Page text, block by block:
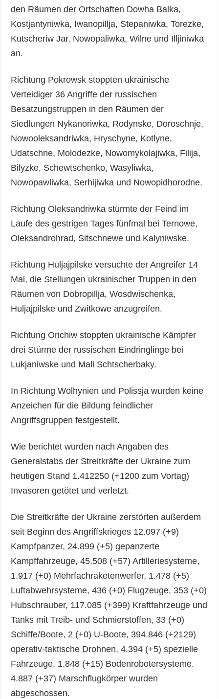
den Räumen der Ortschaften Dowha Balka,
Kostjantyniwka, Iwanopillja, Stepaniwka, Torezke,
Kutscheriw Jar, Nowopaliwka, Wilne und Illjiniwka
an.
Richtung Pokrowsk stoppten ukrainische
Verteidiger 36 Angriffe der russischen
Besatzungstruppen in den Räumen der
Siedlungen Nykanoriwka, Rodynske, Doroschnje,
Nowooleksandriwka, Hryschyne, Kotlyne,
Udatschne, Molodezke, Nowomykolajiwka, Filija,
Bilyzke, Schewtschenko, Wasyliwka,
Nowopawliwka, Serhijiwka und Nowopidhorodne.
Richtung Oleksandriwka stürmte der Feind im
Laufe des gestrigen Tages fünfmal bei Ternowe,
Oleksandrohrad, Sitschnewe und Kalyniwske.
Richtung Huljajpilske versuchte der Angreifer 14
Mal, die Stellungen ukrainischer Truppen in den
Räumen von Dobropillja, Wosdwischenka,
Huljajpilske und Zwitkowe anzugreifen.
Richtung Orichiw stoppten ukrainische Kämpfer
drei Stürme der russischen Eindringlinge bei
Lukjaniwske und Mali Schtscherbaky.
In Richtung Wolhynien und Polissja wurden keine
Anzeichen für die Bildung feindlicher
Angriffsgruppen festgestellt.
Wie berichtet wurden nach Angaben des
Generalstabs der Streitkräfte der Ukraine zum
heutigen Stand 1.412250 (+1200 zum Vortag)
Invasoren getötet und verletzt.
Die Streitkräfte der Ukraine zerstörten außerdem
seit Beginn des Angriffskrieges 12.097 (+9)
Kampfpanzer, 24.899 (+5) gepanzerte
Kampffahrzeuge, 45.508 (+57) Artilleriesysteme,
1.917 (+0) Mehrfachraketenwerfer, 1.478 (+5)
Luftabwehrsysteme, 436 (+0) Flugzeuge, 353 (+0)
Hubschrauber, 117.085 (+399) Kraftfahrzeuge und
Tanks mit Treib- und Schmierstoffen, 33 (+0)
Schiffe/Boote, 2 (+0) U-Boote, 394.846 (+2129)
operativ-taktische Drohnen, 4.394 (+5) spezielle
Fahrzeuge, 1.848 (+15) Bodenrobotersysteme.
4.887 (+37) Marschflugkörper wurden
abgeschossen.